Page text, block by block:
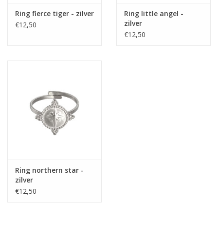
Ring fierce tiger - zilver
€12,50
Ring little angel -
zilver
€12,50
Ring northern star -
zilver
€12,50